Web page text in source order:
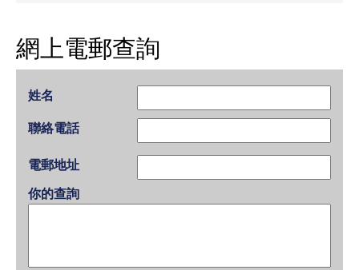
網上電郵查詢
姓名
聯絡電話
電郵地址
你的查詢